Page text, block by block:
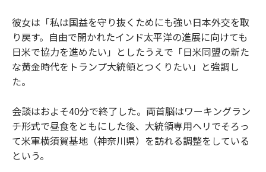
彼女は「私は国益を守り抜くためにも強い日本外交を取
り戻す。自由で開かれたインド太平洋の進展に向けても
日米で協力を進めたい」としたうえで「日米同盟の新た
な黄金時代をトランプ大統領とつくりたい」と強調し
た。
会談はおよそ40分で終了した。両首脳はワーキングラン
チ形式で昼食をともにした後、大統領専用ヘリでそろっ
て米軍横須賀基地（神奈川県）を訪れる調整をしている
という。